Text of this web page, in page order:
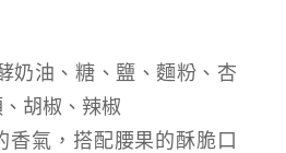
奶油、糖、鹽、麵粉、 杏
、胡椒、辣椒
香氣，搭配腰果的酥脆口